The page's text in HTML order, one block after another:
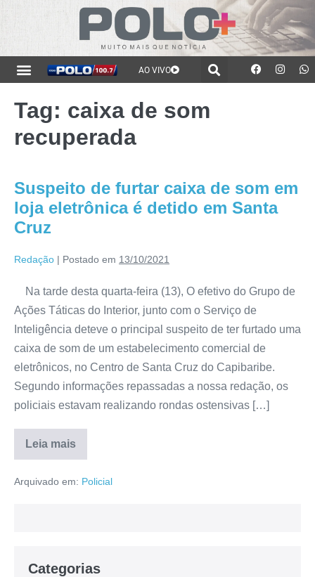
AO VIVO
Tag: caixa de som
recuperada
Suspeito de furtar caixa de som em
loja eletrônica é detido em Santa
Cruz
Redação | Postado em 13/10/2021
Na tarde desta quarta-feira (13), O efetivo do Grupo de
Ações Táticas do Interior, junto com o Serviço de
Inteligência deteve o principal suspeito de ter furtado uma
caixa de som de um estabelecimento comercial de
eletrônicos, no Centro de Santa Cruz do Capibaribe.
Segundo informações repassadas a nossa redação, os
policiais estavam realizando rondas ostensivas […]
Leia mais
Arquivado em: Policial
Categorias